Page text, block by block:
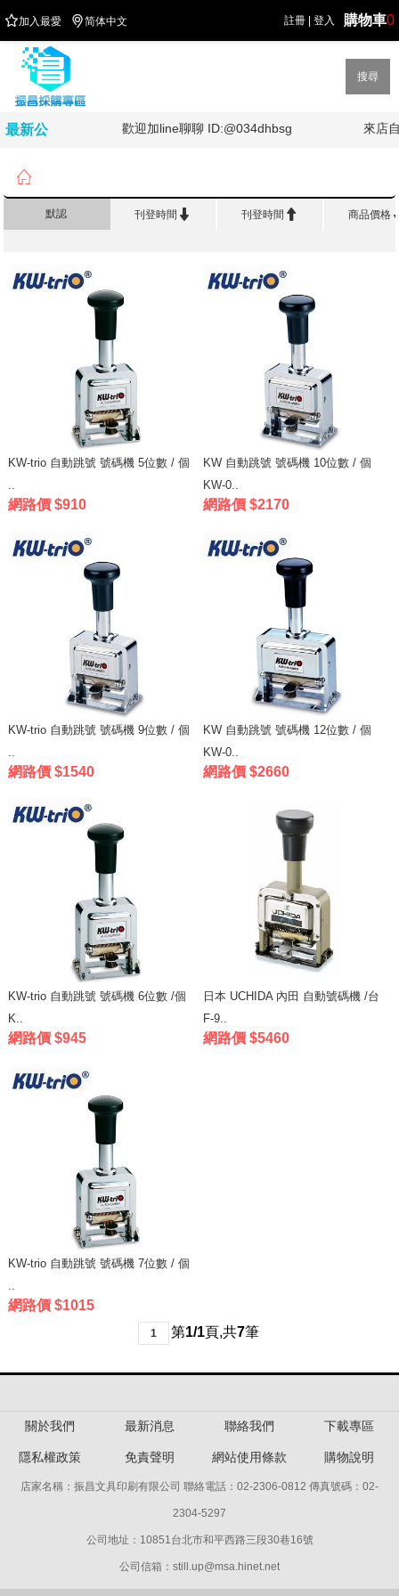
註冊 登入 購物車0
加入最愛 简体中文
搜尋
最新公
油!!!! 歡迎加line聊聊 ID:@034dhbsg 來店自

默認 刊登時間  刊登時間  商品價格
KW-trio 自動跳號 號碼機 5位數 / 個
..
網路價 $910
KW 自動跳號 號碼機 10位數 / 個
KW-0..
網路價 $2170
KW-trio 自動跳號 號碼機 9位數 / 個
網路價 $1540
KW 自動跳號 號碼機 12位數 / 個
KW-0..
網路價 $2660
KW-trio 自動跳號 號碼機 6位數 /個
K..
網路價 $945
日本 UCHIDA 內田 自動號碼機 /台
F-9..
網路價 $5460
KW-trio 自動跳號 號碼機 7位數 / 個
網路價 $1015
1 第1/1頁,共7筆
關於我們 最新消息 聯絡我們 下載專區
隱私權政策 免責聲明 網站使用條款 購物說明
店家名稱：振昌文具印刷有限公司 聯絡電話：02-2306-0812 傳真號碼：02-
2304-5297
公司地址：10851台北市和平西路三段30巷16號
公司信箱：still.up@msa.hinet.net